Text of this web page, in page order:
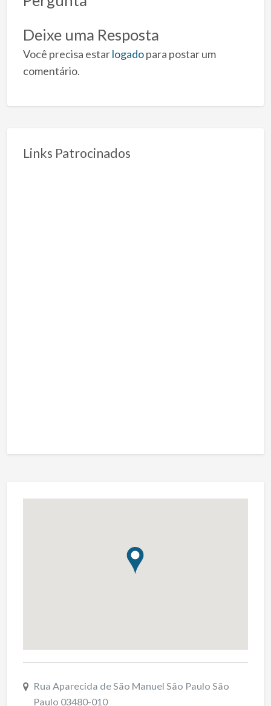
Deixe uma Resposta
Você precisa estarlogadopara postar um
comentário.
Links Patrocinados
Rua Aparecida de São Manuel São Paulo São
Paulo 03480-010